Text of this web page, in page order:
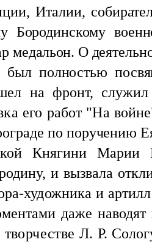
Италии,
Бородинскому
медальон. О
был полностью
на фронт, служил
его работ "На
по поручению
Княгини Марии
и вызвала
художника и
тами даже
Л. Р.